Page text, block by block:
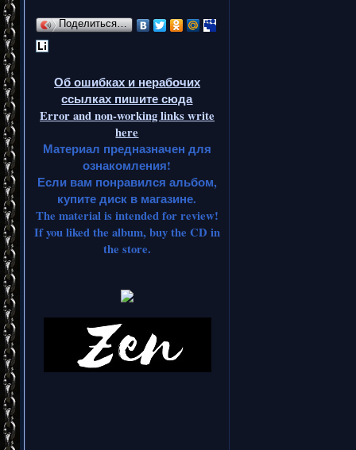
Поделиться…
Об ошибках и нерабочих
ссылках пишите сюда
Error and non-working links write
here
Материал предназначен для
ознакомления!
Если вам понравился альбом,
купите диск в магазине.
The material is intended for review!
If you liked the album, buy the CD in
the store.